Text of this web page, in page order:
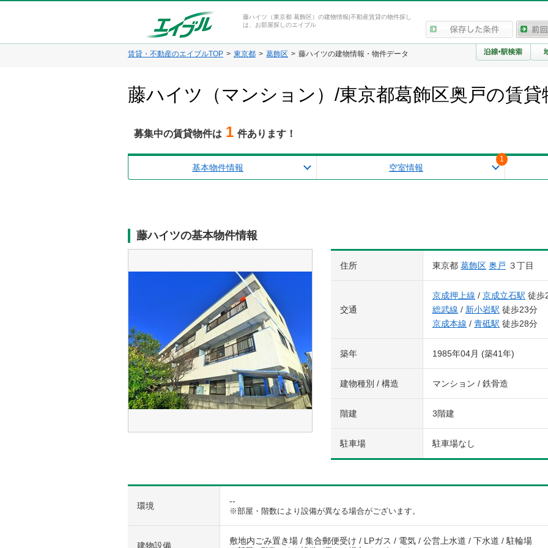
藤ハイツ（東京都 葛飾区）の建物情報|不動産賃貸の物件探し
は、お部屋探しのエイブル
賃貸・不動産のエイブルTOP 東京都 葛飾区 藤ハイツの建物情報・物件データ
藤ハイツ（マンション）/東京都葛飾区奥戸の賃貸
募集中の賃貸物件は 1 件あります！
基本物件情報 空室情報
1
藤ハイツの基本物件情報
住所 東京都 葛飾区 奥戸 ３丁目
交通
京成押上線 / 京成立石駅 徒歩
総武線 / 新小岩駅 徒歩23分
京成本線 / 青砥駅 徒歩28分
築年 1985年04月 (築41年)
建物種別 / 構造 マンション / 鉄骨造
階建 3階建
駐車場 駐車場なし
環境 --
※部屋・階数により設備が異なる場合がございます。
建物設備 敷地内ごみ置き場 / 集合郵便受け / LPガス / 電気 / 公営上水道 / 下水道 / 駐輪場